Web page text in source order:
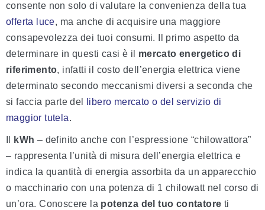
consente non solo di valutare la convenienza della tua
offerta luce, ma anche di acquisire una maggiore
consapevolezza dei tuoi consumi. Il primo aspetto da
determinare in questi casi è il mercato energetico di
riferimento, infatti il costo dell’energia elettrica viene
determinato secondo meccanismi diversi a seconda che
si faccia parte del
libero mercato o del servizio di
maggior tutela.
kWh – definito anche con l’espressione “chilowattora”
– rappresenta l’unità di misura dell’energia elettrica e
indica la quantità di energia assorbita da un apparecchio
o macchinario con una potenza di 1 chilowatt nel corso di
un’ora. Conoscere la potenza del tuo contatore ti